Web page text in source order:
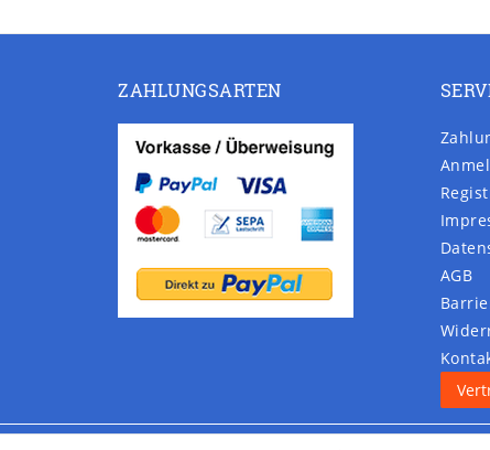
ZAHLUNGSARTEN
AGB